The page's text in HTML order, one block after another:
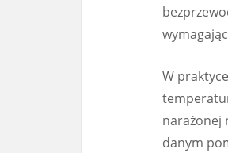
W
narażonej
danym